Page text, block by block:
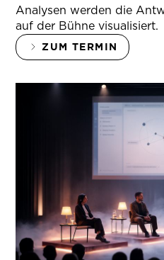
Analysen werden die
auf der Bühne visualisiert.
ZUM TERMIN